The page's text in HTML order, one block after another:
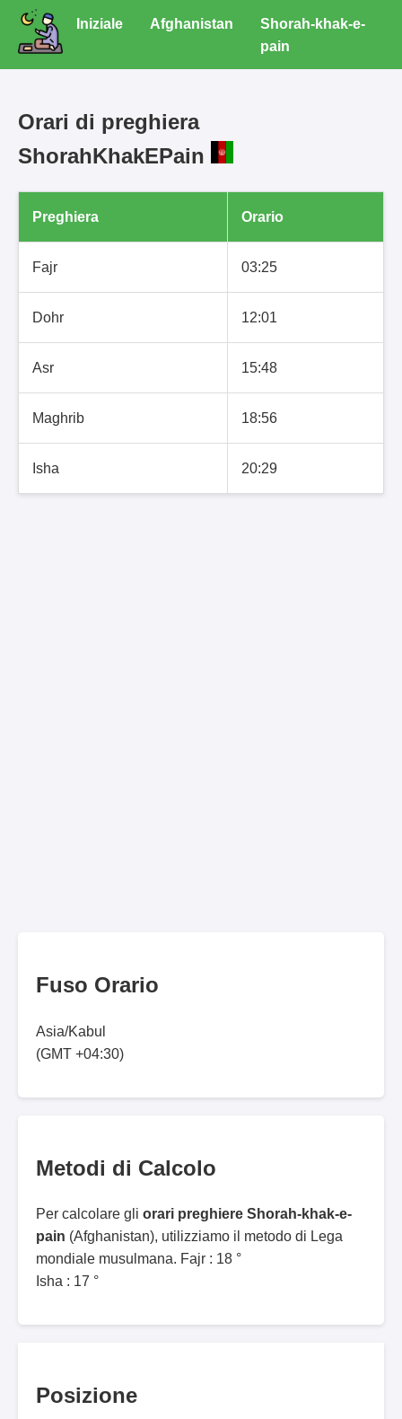
Iniziale Afghanistan
Shorah-khak-e-
pain
Orari di preghiera
ShorahKhakEPain
Preghiera Orario
Fajr 03:25
Dohr 12:01
Asr 15:48
Maghrib 18:56
Isha 20:29
Fuso Orario
Asia/Kabul
(GMT +04:30)
Metodi di Calcolo
Per calcolare gli orari preghiere Shorah-khak-e-
pain (Afghanistan), utilizziamo il metodo di Lega
mondiale musulmana. Fajr : 18 °
Isha : 17 °
Posizione